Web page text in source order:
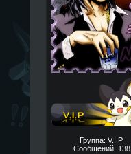
Группа: V.I.P.
Сообщений: 138